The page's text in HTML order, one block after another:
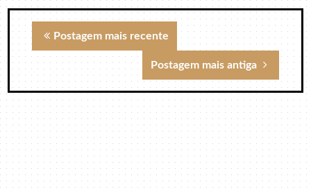
Postagem mais recente
Postagem mais antiga